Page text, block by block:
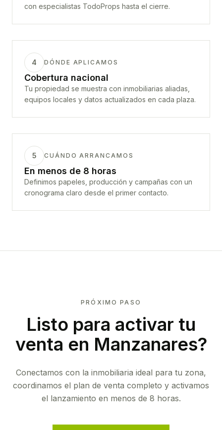
con especialistas TodoProps hasta el cierre.
4 DÓNDE APLICAMOS
Cobertura nacional
Tu propiedad se muestra con inmobiliarias aliadas,
equipos locales y datos actualizados en cada plaza.
5 CUÁNDO ARRANCAMOS
En menos de 8 horas
Definimos papeles, producción y campañas con un
cronograma claro desde el primer contacto.
PRÓXIMO PASO
Listo para activar tu
venta en Manzanares?
Conectamos con la inmobiliaria ideal para tu zona,
coordinamos el plan de venta completo y activamos
el lanzamiento en menos de 8 horas.